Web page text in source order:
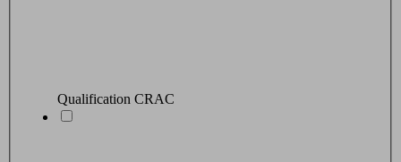
Qualification CRAC